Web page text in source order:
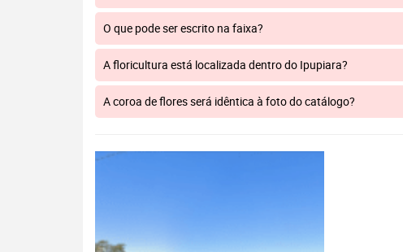
O que pode ser escrito na faixa?
A floricultura está localizada dentro do Ipupiara?
A coroa de flores será idêntica à foto do catálogo?